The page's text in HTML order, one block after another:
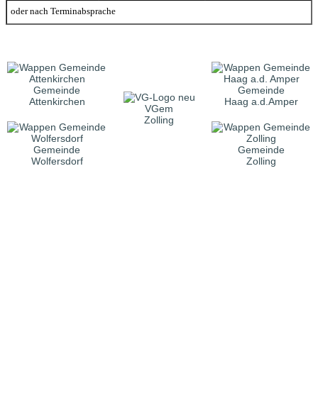
oder nach Terminabsprache
Gemeinde
Attenkirchen
VGem
Zolling
Gemeinde
Haag a.d.Amper
Gemeinde
Wolfersdorf
Gemeinde
Zolling